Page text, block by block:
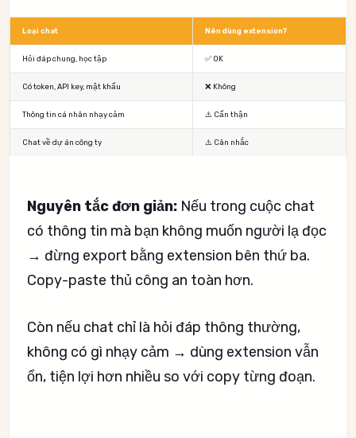
Loại chat Nên dùng extension?
Hỏi đáp chung, học tập ✅ OK
Có token, API key, mật khẩu ❌ Không
Thông tin cá nhân nhạy cảm ⚠️ Cẩn thận
Chat về dự án công ty ⚠️ Cân nhắc
Nguyên tắc đơn giản: Nếu trong cuộc chat
có thông tin mà bạn không muốn người lạ đọc
→ đừng export bằng extension bên thứ ba.
Copy-paste thủ công an toàn hơn.
Còn nếu chat chỉ là hỏi đáp thông thường,
không có gì nhạy cảm → dùng extension vẫn
ổn, tiện lợi hơn nhiều so với copy từng đoạn.